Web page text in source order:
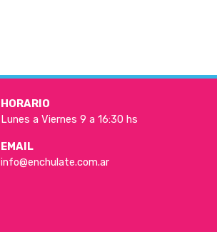
HORARIO
Lunes a Viernes 9 a 16:30 hs
EMAIL
info@enchulate.com.ar